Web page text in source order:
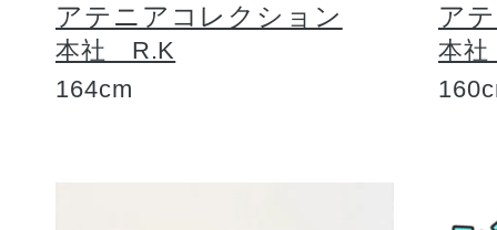
アテニアコレクション
本社 R.K
164cm
ア
本